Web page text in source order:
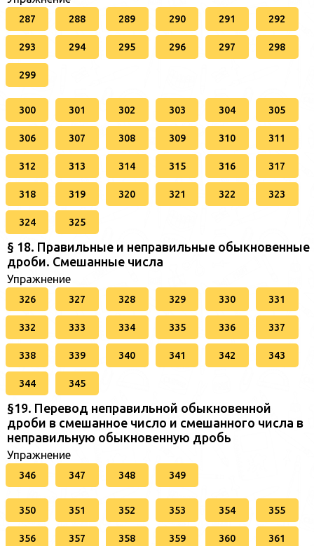
287 288 289 290 291 292
293 294 295 296 297 298
299
300 301 302 303 304 305
306 307 308 309 310 311
312 313 314 315 316 317
318 319 320 321 322 323
324 325
§ 18. Правильные и неправильные обыкновенные
дроби. Смешанные числа
Упражнение
326 327 328 329 330 331
332 333 334 335 336 337
338 339 340 341 342 343
344 345
§19. Перевод неправильной обыкновенной
дроби в смешанное число и смешанного числа в
неправильную обыкновенную дробь
Упражнение
346 347 348 349
350 351 352 353 354 355
356 357 358 359 360 361